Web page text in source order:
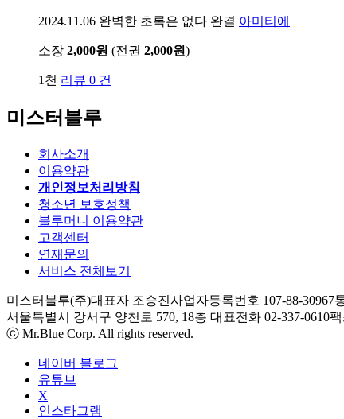
2024.11.06 완벽한 초록은 없다 완결 아미티에
소장 2,000원 (전권 2,000원)
1천 리뷰 0 건
미스터블루
회사소개
이용약관
개인정보처리방침
청소년 보호정책
블루머니 이용약관
고객센터
연재문의
서비스 전체보기
미스터블루(주)대표자 조승진사업자등록번호 107-88-30967
서울특별시 강서구 양천로 570, 18층 대표전화 02-337-0610팩
ⓒ Mr.Blue Corp. All rights reserved.
네이버 블로그
유튜브
X
인스타그램